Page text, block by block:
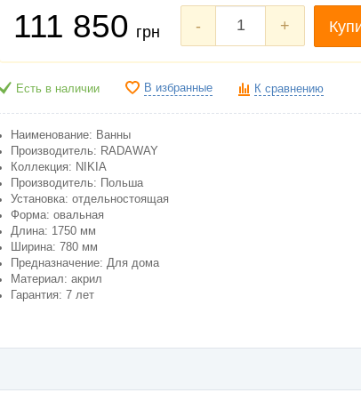
111 850 грн - +
Есть в наличии В избранные К сравнению
Наименование: Ванны
Производитель: RADAWAY
Коллекция: NIKIA
Производитель: Польша
Установка: отдельностоящая
Форма: овальная
Длина: 1750 мм
Ширина: 780 мм
Предназначение: Для дома
Материал: акрил
Гарантия: 7 лет